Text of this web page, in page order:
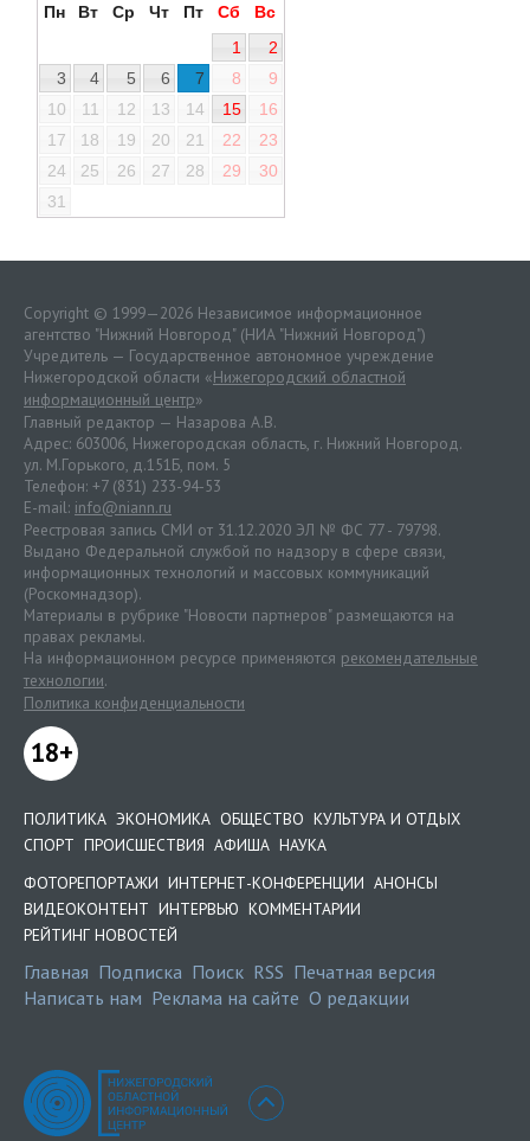
Пн Вт Ср Чт Пт Сб
Вс
1
2
3
4 5 6 7 8
9
10
11 12 13 14 15
16
17
18 19 20 21 22
23
24
25 26 27 28 29
30
31
Copyright © 1999—2026 Независимое информационное
агентство "Нижний Новгород" (НИА "Нижний Новгород")
Учредитель — Государственное автономное учреждение
Нижегородской области «Нижегородский областной
информационный центр»
Главный редактор — Назарова А.В.
Адрес: 603006, Нижегородская область, г. Нижний Новгород.
ул. М.Горького, д.151Б, пом. 5
Телефон: +7 (831) 233-94-53
E-mail: info@niann.ru
Реестровая запись СМИ от 31.12.2020 ЭЛ № ФС 77 - 79798.
Выдано Федеральной службой по надзору в сфере связи,
информационных технологий и массовых коммуникаций
(Роскомнадзор).
Материалы в рубрике "Новости партнеров" размещаются на
правах рекламы.
На информационном ресурсе применяются рекомендательные
технологии.
Политика конфиденциальности
18+
ПОЛИТИКА ЭКОНОМИКА ОБЩЕСТВО КУЛЬТУРА И ОТДЫХ
СПОРТ ПРОИСШЕСТВИЯ АФИША НАУКА
ФОТОРЕПОРТАЖИ ИНТЕРНЕТ-КОНФЕРЕНЦИИ АНОНСЫ
ВИДЕОКОНТЕНТ ИНТЕРВЬЮ КОММЕНТАРИИ
РЕЙТИНГ НОВОСТЕЙ
Главная Подписка Поиск RSS Печатная версия
Написать нам Реклама на сайте О редакции